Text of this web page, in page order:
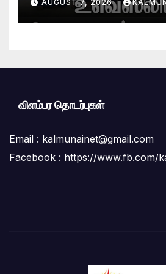
AUGUST 7, 2026
விளம்பர தொடர்புகள்
Email : kalmunainet@gmail.com
Facebook : https://www.fb.com/